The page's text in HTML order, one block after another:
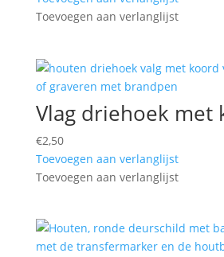
Toevoegen aan verlanglijst
Vlag driehoek met
€2,50
Toevoegen aan verlanglijst
Toevoegen aan verlanglijst